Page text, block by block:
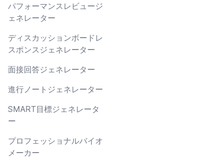
パフォーマンスレビュージ
ェネレーター
ディスカッションボードレ
スポンスジェネレーター
面接回答ジェネレーター
進行ノートジェネレーター
SMART目標ジェネレータ
ー
プロフェッショナルバイオ
メーカー